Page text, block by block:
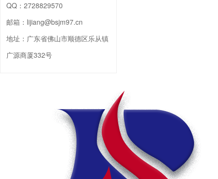
QQ： 2728829570
邮箱： lijiang@bsjm97.cn
地址： 广东省佛山市顺德区乐从镇
广源商厦332号